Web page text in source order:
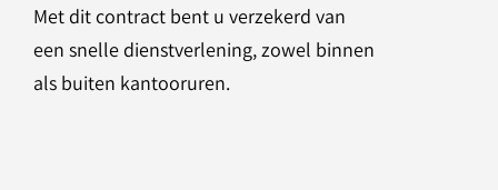
Met dit contract bent u verzekerd van
een snelle dienstverlening, zowel binnen
als buiten kantooruren.